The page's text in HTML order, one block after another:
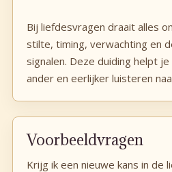
Bij liefdesvragen draait alles
stilte, timing, verwachting en
signalen. Deze duiding helpt
ander en eerlijker luisteren
Voorbeeldvragen
Krijg ik een nieuwe kans in de